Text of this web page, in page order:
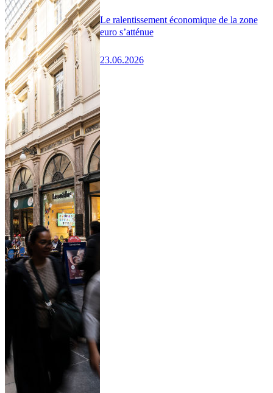
Le ralentissement économique de la zone
euro s’atténue
23.06.2026